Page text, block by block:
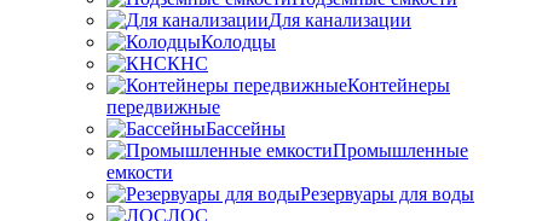
Для канализации
Колодцы
КНС
Контейнеры
передвижные
Бассейны
Промышленные
емкости
Резервуары для воды
ЛОС